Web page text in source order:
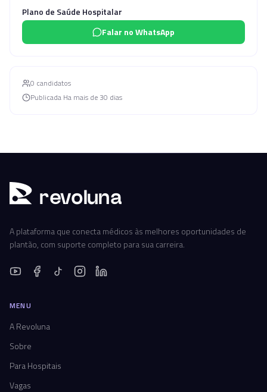
Plano de Saúde Hospitalar
Falar no WhatsApp
0 candidatos
Publicada Ha mais de 30 dias
revoluna
A plataforma que conecta médicos às melhores oportunidades de
plantão, com suporte completo para sua carreira.
MENU
A Revoluna
Sobre
Para Hospitais
Vagas